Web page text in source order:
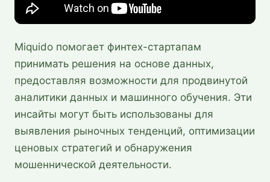
Miquido помогает финтех-стартапам
принимать решения на основе данных,
предоставляя возможности для продвинутой
аналитики данных и машинного обучения. Эти
инсайты могут быть использованы для
выявления рыночных тенденций, оптимизации
ценовых стратегий и обнаружения
мошеннической деятельности.